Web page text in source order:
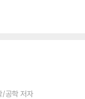
/공학 저자